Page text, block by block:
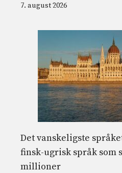
7. august 2026
Det vanskeligste
finsk-ugrisk språk som
millioner